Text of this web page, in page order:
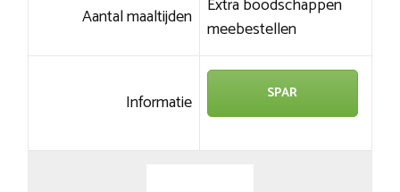
Aantal maaltijden Extra boodschappen
meebestellen
Informatie SPAR